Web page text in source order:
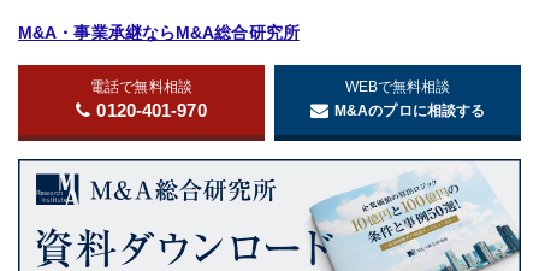
M&A・事業承継ならM&A総合研究所
電話で無料相談
0120-401-970
WEBで無料相談
M&Aのプロに相談する